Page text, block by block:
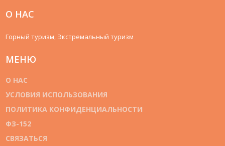
О НАС
Горный туризм, Экстремальный туризм
МЕНЮ
О НАС
УСЛОВИЯ ИСПОЛЬЗОВАНИЯ
ПОЛИТИКА КОНФИДЕНЦИАЛЬНОСТИ
ФЗ-152
СВЯЗАТЬСЯ